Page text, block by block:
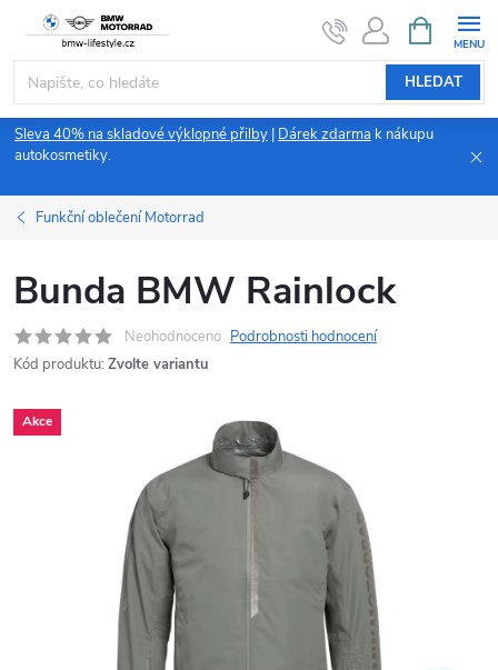
obsah
HLEDAT
NÁKUPNÍ
KOŠÍK
Sleva 40% na skladové výklopné přilby Dárek zdarma k nákupu
autokosmetiky.
Funkční oblečení Motorrad
Bunda BMW Rainlock
Neohodnoceno Podrobnosti hodnocení
Kód produktu: Zvolte variantu
Akce